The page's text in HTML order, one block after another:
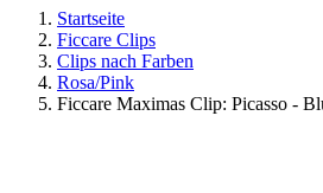
Startseite
Ficcare Clips
Clips nach Farben
Rosa/Pink
Ficcare Maximas Clip: Picasso -